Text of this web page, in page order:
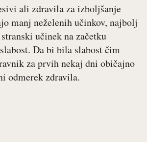
ali zdravila za izboljšanje
manj neželenih učinkov, najbolj
učinek na začetku
Da bi bila slabost čim
za prvih nekaj dni običajno
odmerek zdravila.